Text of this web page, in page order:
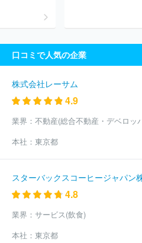
ディングス
ーナショナルグループ株式会社
京
シグマクシス・ホールディングス
株式会社パソナグループ
社丸井グループ
株式会社ケーユー
トシステム株式会社
セーホールディングス
ＡＫＫＯＤ
会社
株式会社綜合キャリアオプショ
ニアリング株式会社
ＭＩＲＡＲＴ
ィングス株式会社
ほか(18736件)
口コミで人気の企業
株式会社レーサム
4.9
業界： 不動産(総合不動産・デベロッ
本社： 東京都
スターバックスコーヒージャパン
4.8
業界： サービス(飲食)
本社： 東京都